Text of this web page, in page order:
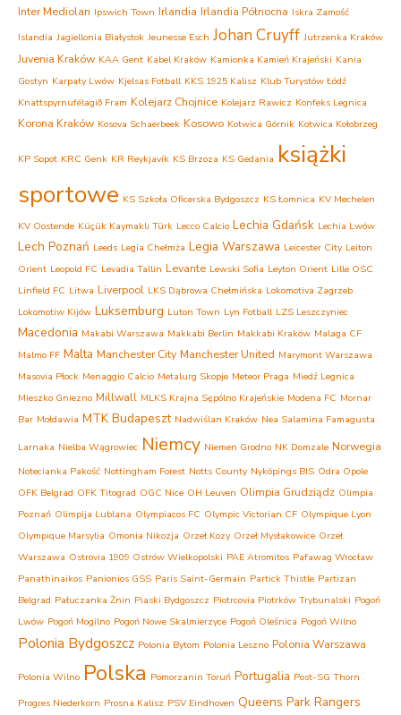
Inter Mediolan Ipswich Town Irlandia Irlandia Północna Iskra Zamość
Islandia Jagiellonia Białystok Jeunesse Esch Johan Cruyff Jutrzenka Kraków
Juvenia Kraków KAA Gent Kabel Kraków Kamionka Kamień Krajeński Kania
Gostyn Karpaty Lwów Kjelsas Fotball KKS 1925 Kalisz Klub Turystów Łódź
Knattspyrnufélagið Fram Kolejarz Chojnice Kolejarz Rawicz Konfeks Legnica
Korona Kraków Kosova Schaerbeek Kosowo Kotwica Górnik Kotwica Kołobrzeg
KP Sopot KRC Genk KR Reykjavík KS Brzoza KS Gedania książki
sportowe KS Szkoła Oficerska Bydgoszcz KS Łomnica KV Mechelen
KV Oostende Küçük Kaymaklı Türk Lecco Calcio Lechia Gdańsk Lechia Lwów
Lech Poznań Leeds Legia Chełmża Legia Warszawa Leicester City Leiton
Orient Leopold FC Levadia Tallin Levante Lewski Sofia Leyton Orient Lille OSC
Linfield FC Litwa Liverpool LKS Dąbrowa Chełmińska Lokomotiva Zagrzeb
Lokomotiw Kijów Luksemburg Luton Town Lyn Fotball LZS Leszczyniec
Macedonia Makabi Warszawa Makkabi Berlin Makkabi Kraków Malaga CF
Malmo FF Malta Manchester City Manchester United Marymont Warszawa
Masovia Płock Menaggio Calcio Metalurg Skopje Meteor Praga Miedź Legnica
Mieszko Gniezno Millwall MLKS Krajna Sępólno Krajeńskie Modena FC Mornar
Bar Mołdawia MTK Budapeszt Nadwiślan Kraków Nea Salamina Famagusta
Larnaka Nielba Wągrowiec Niemcy Niemen Grodno NK Domzale Norwegia
Notecianka Pakość Nottingham Forest Notts County Nyköpings BIS Odra Opole
OFK Belgrad OFK Titograd OGC Nice OH Leuven Olimpia Grudziądz Olimpia
Poznań Olimpija Lublana Olympiacos FC Olympic Victorian CF Olympique Lyon
Olympique Marsylia Omonia Nikozja Orzeł Kozy Orzeł Mysłakowice Orzeł
Warszawa Ostrovia 1909 Ostrów Wielkopolski PAE Atromitos Pafawag Wrocław
Panathinaikos Panionios GSS Paris Saint-Germain Partick Thistle Partizan
Belgrad Pałuczanka Żnin Piaski Bydgoszcz Piotrcovia Piotrków Trybunalski Pogoń
Lwów Pogoń Mogilno Pogoń Nowe Skalmierzyce Pogoń Oleśnica Pogoń Wilno
Polonia Bydgoszcz Polonia Bytom Polonia Leszno Polonia Warszawa
Polonia Wilno Polska Pomorzanin Toruń Portugalia Post-SG Thorn
Progres Niederkorn Prosna Kalisz PSV Eindhoven Queens Park Rangers